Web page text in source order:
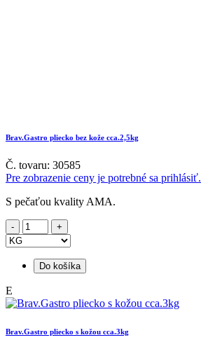
Brav.Gastro pliecko bez kože cca.2,5kg
Č. tovaru: 30585
Pre zobrazenie ceny je potrebné sa prihlásiť.
S pečaťou kvality AMA.
Do košíka
E
Brav.Gastro pliecko s kožou cca.3kg